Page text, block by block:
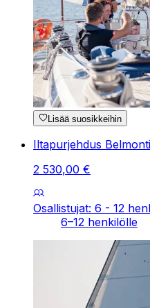
Lisää suosikkeihin
Iltapurjehdus
2 530,00 €
Osallistujat: 6 - 12
6–12 henkilölle